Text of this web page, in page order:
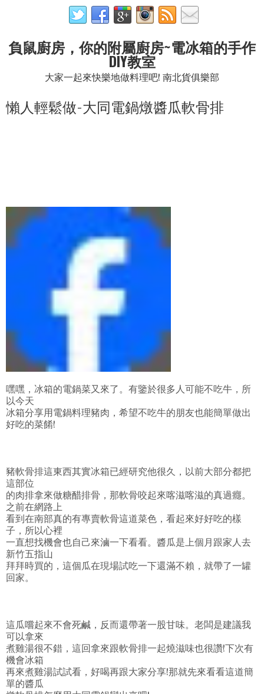
負鼠廚房，你的附屬廚房~電冰箱的手作
DIY教室
大家一起來快樂地做料理吧! 南北貨俱樂部
懶人輕鬆做-大同電鍋燉醬瓜軟骨排
嘿嘿，冰箱的電鍋菜又來了。有鑒於很多人可能不吃牛，所
以今天
冰箱分享用電鍋料理豬肉，希望不吃牛的朋友也能簡單做出
好吃的菜餚!
豬軟骨排這東西其實冰箱已經研究他很久，以前大部分都把
這部位
的肉排拿來做糖醋排骨，那軟骨咬起來喀滋喀滋的真過癮。
之前在網路上
看到在南部真的有專賣軟骨這道菜色，看起來好好吃的樣
子，所以心裡
一直想找機會也自己來滷一下看看。醬瓜是上個月跟家人去
新竹五指山
拜拜時買的，這個瓜在現場試吃一下還滿不賴，就帶了一罐
回家。
這瓜嚐起來不會死鹹，反而還帶著一股甘味。老闆是建議我
可以拿來
煮雞湯很不錯，這回拿來跟軟骨排一起燒滋味也很讚!下次有
機會冰箱
再來煮雞湯試試看，好喝再跟大家分享!那就先來看看這道簡
單的醬瓜